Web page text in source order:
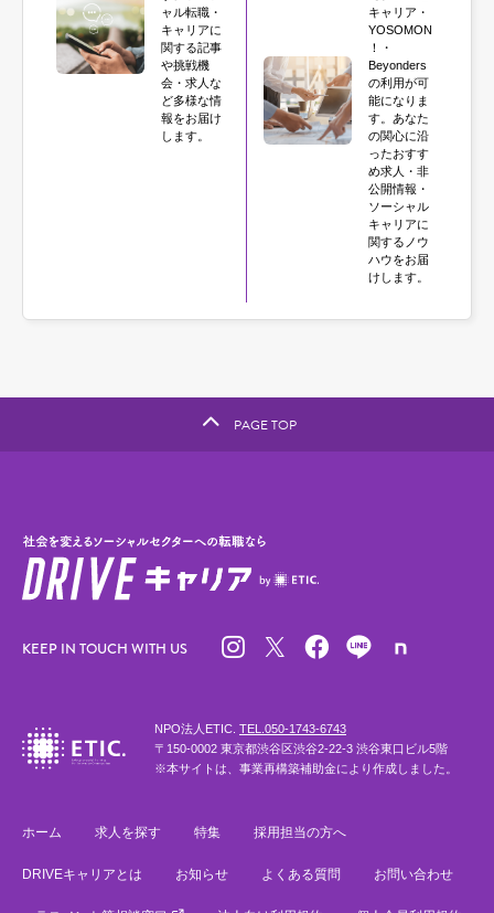
ャル転職・
キャリアに
関する記事
や挑戦機
会・求人な
ど多様な情
報をお届け
します。
キャリア・
YOSOMON
！・
Beyonders
の利用が可
能になりま
す。あなた
の関心に沿
ったおすす
め求人・非
公開情報・
ソーシャル
キャリアに
関するノウ
ハウをお届
けします。
PAGE TOP
KEEP IN TOUCH WITH US
NPO法人ETIC. TEL.050-1743-6743
〒150-0002 東京都渋谷区渋谷2-22-3 渋谷東口ビル5階
※本サイトは、事業再構築補助金により作成しました。
ホーム 求人を探す 特集 採用担当の方へ
DRIVEキャリアとは お知らせ よくある質問 お問い合わせ